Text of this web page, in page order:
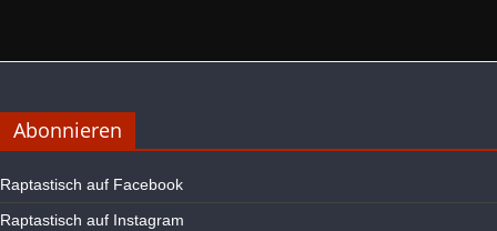
Abonnieren
Raptastisch auf Facebook
Raptastisch auf Instagram